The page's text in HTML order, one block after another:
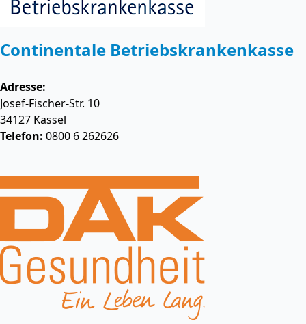
Continentale Betriebskrankenkasse
Adresse:
Josef-Fischer-Str. 10
34127 Kassel
Telefon: 0800 6 262626